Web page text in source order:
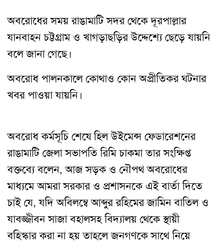
অবরোধের সময় রাঙামাটি সদর থেকে দূরপাল্লার
যানবাহন চট্টগ্রাম ও খাগড়াছড়ির উদ্দেশ্যে ছেড়ে যায়নি
বলে জানা গেছে।
অবরোধ পালনকালে কোথাও কোন অপ্রীতিকর ঘটনার
খবর পাওয়া যায়নি।
অবরোধ কর্মসূচি শেষে হিল উইমেন্স ফেডারেশনের
রাঙামাটি জেলা সভাপতি রিমি চাকমা তার সংক্ষিপ্ত
বক্তব্যে বলেন, আজ সড়ক ও নৌপথ অবরোধের
মাধ্যমে আমরা সরকার ও প্রশাসনকে এই বার্তা দিতে
চাই যে, যদি অবিলম্বে আব্দুর রহিমের জামিন বাতিল ও
যাবজ্জীবন সাজা বহালসহ বিদ্যালয় থেকে স্থায়ী
বহিস্কার করা না হয় তাহলে জনগণকে সাথে নিয়ে